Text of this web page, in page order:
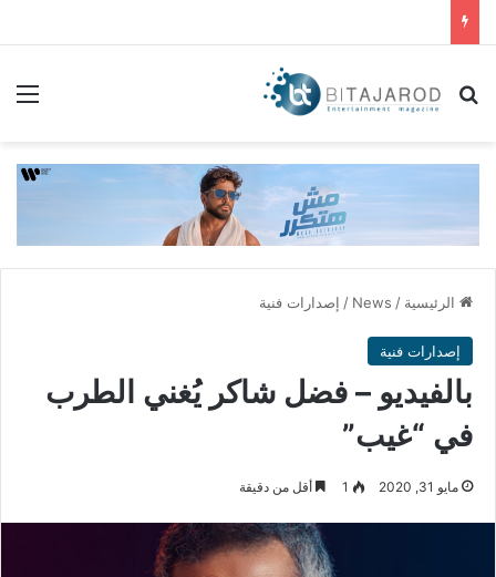
بحث عن
الرئيسية /
News
/ إصدارات فنية
إصدارات فنية
بالفيديو – فضل شاكر يُغني الطرب
في “غيب”
مايو 31, 2020 1 أقل من دقيقة